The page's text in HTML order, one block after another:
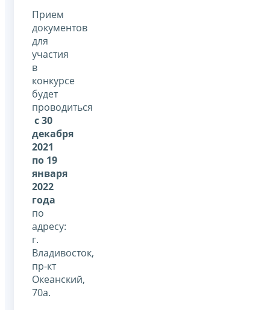
Прием
документов
для
участия
в
конкурсе
будет
проводиться
с 30
декабря
2021
по 19
января
2022
года
по
адресу:
г.
Владивосток,
пр-кт
Океанский,
70а.